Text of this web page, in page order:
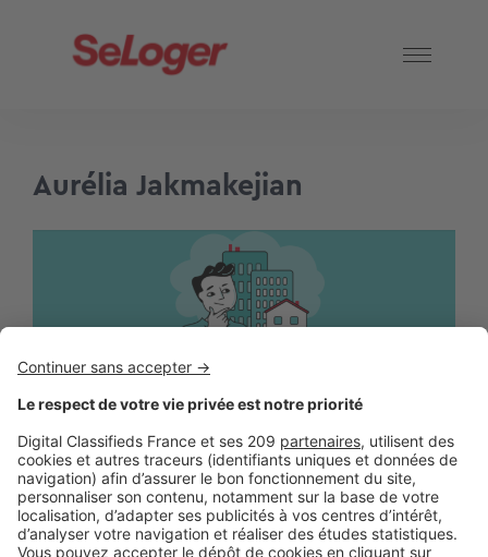
Aurélia Jakmakejian
AU QUOTIDIEN,LE MARCHÉ,LES CHIFFRES,NON
CLASSÉ